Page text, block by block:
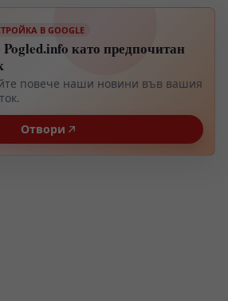
В GOOGLE
Pogled.info като предпочитан
повече наши новини във вашия
Отвори